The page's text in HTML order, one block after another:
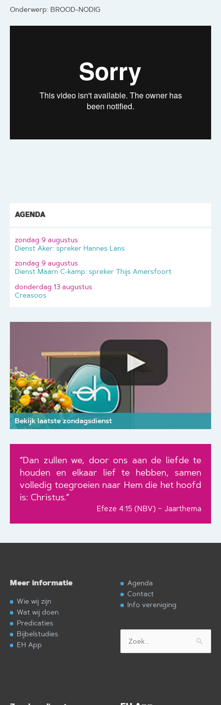
Onderwerp: BROOD-NODIG
AGENDA
zondag 9 augustus
Dienst Aker: spreker Hannes Lans
zondag 9 augustus
Dienst Maarn C-kamp: spreker Thijs Amersfoort
donderdag 13 augustus
Creasoos
Bekijk laatste zondagsdienst
“Dan zullen we, door ons aan de liefde te
houden en elkaar lief te hebben, samen
volledig toegroeien naar Hem die het hoofd
is: Christus.”
Efeze 4:15 (NBV) – Jaarthema
Meer informatie
Wie wij zijn
Wat wij doen
Predicaties
Bijbelstudies
EH App
Agenda
Contact
Info vereniging
naar: